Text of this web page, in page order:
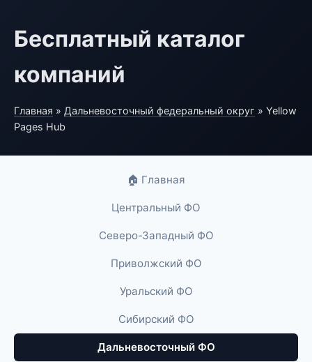
Бесплатный каталог
компаний
Главная » Дальневосточный федеральный округ » Yellow
Pages Hub
🏠 Главная
Центральный ФО
Северо-Западный ФО
Приволжский ФО
Уральский ФО
Сибирский ФО
Дальневосточный ФО